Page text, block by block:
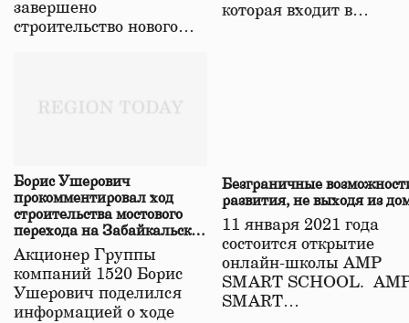
завершено
строительство нового…
которая входит в…
Борис Ушерович
прокомментировал ход
строительства мостового
перехода на Забайкальской
железной дороге
Акционер Группы
компаний 1520 Борис
Ушерович поделился
информацией о ходе
Безграничные
развития, не выходя из
11 января 2021 года
состоится открытие
онлайн-школы АМР
SMART SCHOOL.
SMART…